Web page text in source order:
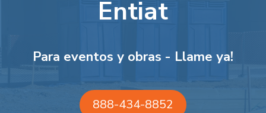
Entiat
Para eventos y obras - Llame ya!
888-434-8852